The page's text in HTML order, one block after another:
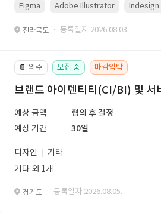
Figma Adobe Illustrator Indesign
전라북도 · 등록일자 2026.08.03.
📔 외주 모집 중 마감임박
브랜드 아이덴티티(CI/BI) 및 서
예상 금액
협의 후 결정
예상 기간
30일
디자인
기타
기타 외 1개
경기도 · 등록일자 2026.08.05.